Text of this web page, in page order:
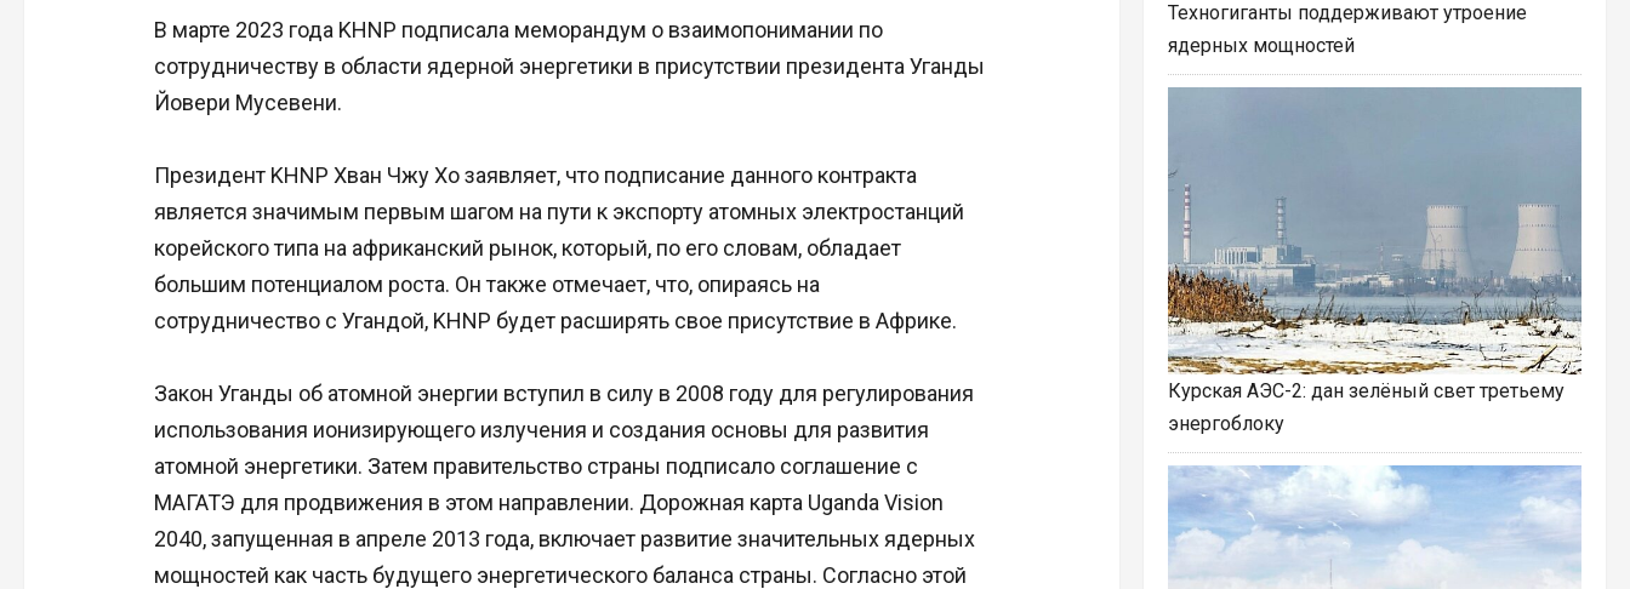
В марте 2023 года KHNP подписала меморандум о взаимопонимании по
сотрудничеству в области ядерной энергетики в присутствии президента Уганды
Йовери Мусевени.
Президент KHNP Хван Чжу Хо заявляет, что подписание данного контракта
является значимым первым шагом на пути к экспорту атомных электростанций
корейского типа на африканский рынок, который, по его словам, обладает
большим потенциалом роста. Он также отмечает, что, опираясь на
сотрудничество с Угандой, KHNP будет расширять свое присутствие в Африке.
Закон Уганды об атомной энергии вступил в силу в 2008 году для регулирования
использования ионизирующего излучения и создания основы для развития
атомной энергетики. Затем правительство страны подписало соглашение с
МАГАТЭ для продвижения в этом направлении. Дорожная карта Uganda Vision
2040, запущенная в апреле 2013 года, включает развитие значительных ядерных
мощностей как часть будущего энергетического баланса страны. Согласно этой
Техногиганты поддерживают утроение
ядерных мощностей
Курская АЭС-2: дан зелёный свет третьему
энергоблоку